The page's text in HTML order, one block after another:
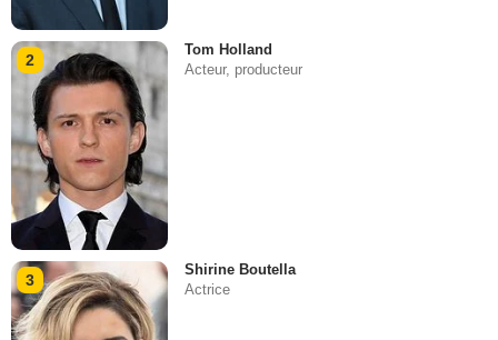
2
Tom Holland
Acteur, producteur
3
Shirine Boutella
Actrice